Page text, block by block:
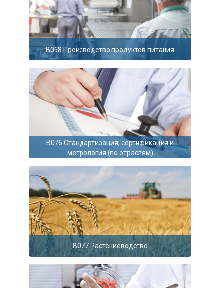
В068 Производство продуктов питания
В076 Стандартизация, сертификация и
метрология (по отраслям)
B077 Растениеводство